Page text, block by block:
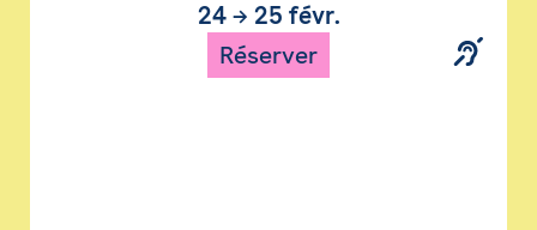
24→ 25 févr.
Réserver